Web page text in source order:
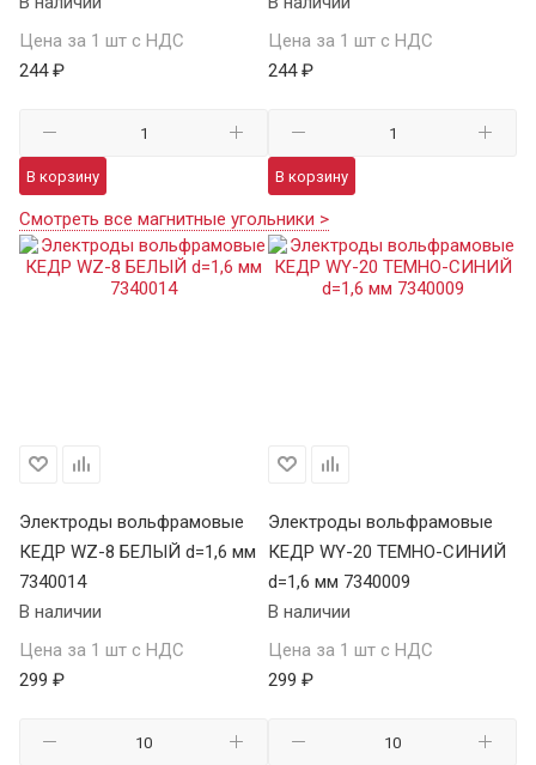
Цена за 1 шт с НДС
244 ₽
В корзину
Цена за 1 шт с НДС
244 ₽
В корзину
Смотреть все магнитные угольники >
Электроды вольфрамовые
КЕДР WZ-8 БЕЛЫЙ d=1,6 мм
7340014
В наличии
Цена за 1 шт с НДС
299 ₽
Электроды вольфрамовые
КЕДР WY-20 ТЕМНО-СИНИЙ
d=1,6 мм 7340009
В наличии
Цена за 1 шт с НДС
299 ₽